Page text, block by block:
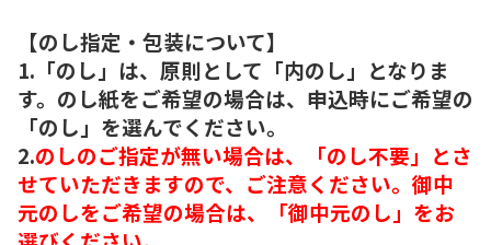
【のし指定・包装について】
1.「のし」は、原則として「内のし」となりま
す。のし紙をご希望の場合は、申込時にご希望の
「のし」を選んでください。
2.のしのご指定が無い場合は、「のし不要」とさ
せていただきますので、ご注意ください。御中
元のしをご希望の場合は、「御中元のし」をお